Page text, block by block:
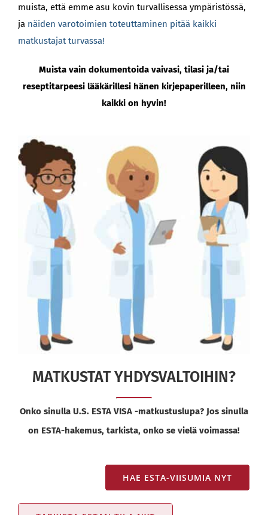
muista, että emme asu kovin turvallisessa ympäristössä,
ja näiden varotoimien toteuttaminen pitää kaikki
matkustajat turvassa!
Muista vain dokumentoida vaivasi, tilasi ja/tai
reseptitarpeesi lääkärillesi hänen kirjepaperilleen, niin
kaikki on hyvin!
MATKUSTAT YHDYSVALTOIHIN?
Onko sinulla U.S. ESTA VISA -matkustuslupa? Jos sinulla
on ESTA-hakemus, tarkista, onko se vielä voimassa!
HAE ESTA-VIISUMIA NYT